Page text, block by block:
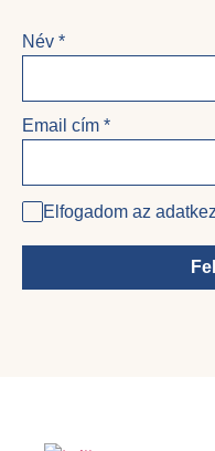
Név *
Email cím *
Elfogadom az